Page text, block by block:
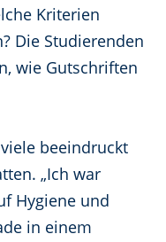
Kriterien
Die Studierenden
wie Gutschriften
beeindruckt
„Ich war
Hygiene und
in einem